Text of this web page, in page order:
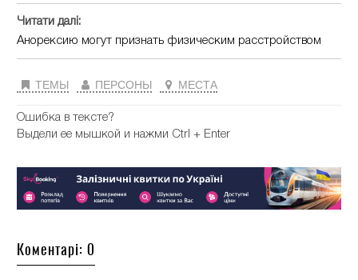
Читати далі:
Анорексию могут признать физическим расстройством
ТЕМЫ ПЕРСОНЫ МЕСТА
Ошибка в тексте?
Выдели ее мышкой и нажми Ctrl + Enter
Коментарі: 0